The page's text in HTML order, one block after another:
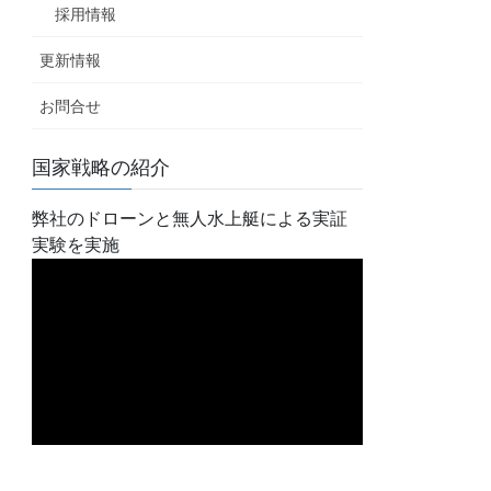
採用情報
更新情報
お問合せ
国家戦略の紹介
弊社のドローンと無人水上艇による実証
実験を実施